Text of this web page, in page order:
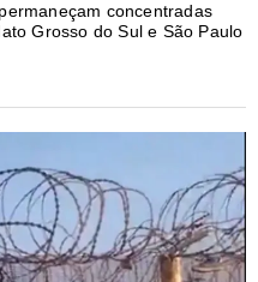
concentradas
Grosso do Sul e São Paulo